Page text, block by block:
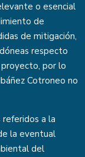
o esencial
de
de mitigación,
respecto
por lo
Cotroneo no
a la
la eventual
del